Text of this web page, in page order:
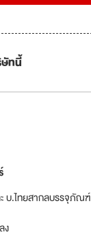
ษัทนี้
บ.ไทยสากลบรรจุภัณฑ์
ง